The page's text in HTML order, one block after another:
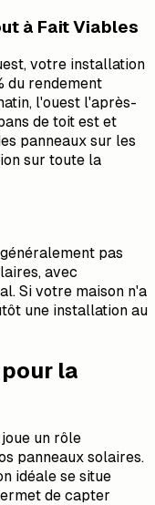
à Fait Viables
votre installation
du rendement
l'ouest l'après-
de toit est et
panneaux sur les
sur toute la
pas
avec
Si votre maison n'a
une installation au
la
un rôle
panneaux solaires.
idéale se situe
de capter